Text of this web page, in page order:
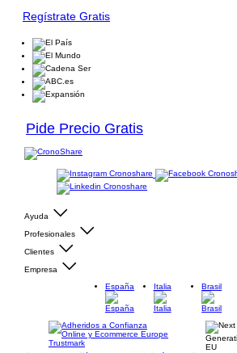
Regístrate Gratis
Pide Precio Gratis
Ayuda
Profesionales
Clientes
Empresa
España
Italia Brasil